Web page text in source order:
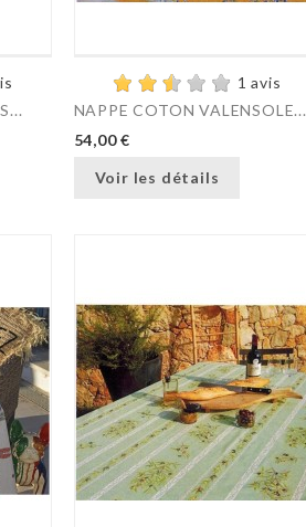
1 avis
NAPPE COTON VALENSOLE...
54,00 €
Voir les détails